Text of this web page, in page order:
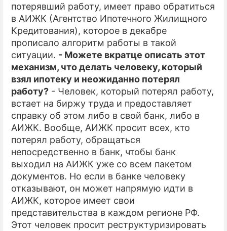
потерявший работу, имеет право обратиться
в АИЖК (Агентство Ипотечного Жилищного
Кредитования), которое в декабре
прописало алгоритм работы в такой
ситуации. - Можете вкратце описать этот
механизм, что делать человеку, который
взял ипотеку и неожиданно потерял
работу? - Человек, который потерял работу,
встает на биржу труда и предоставляет
справку об этом либо в свой банк, либо в
АИЖК. Вообще, АИЖК просит всех, кто
потерял работу, обращаться
непосредственно в банк, чтобы банк
выходил на АИЖК уже со всем пакетом
документов. Но если в банке человеку
отказывают, он может напрямую идти в
АИЖК, которое имеет свои
представительства в каждом регионе РФ.
Этот человек просит реструктуризировать